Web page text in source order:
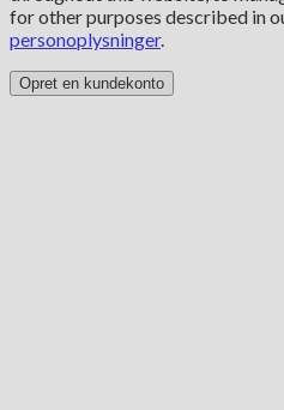
for other purposes described in
personoplysninger.
Opret en kundekonto